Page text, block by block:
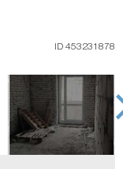
ID 453231878